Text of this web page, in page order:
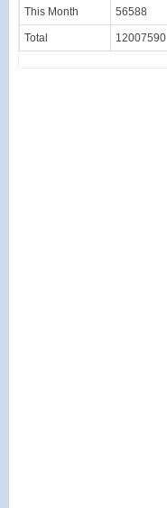
This Month 56588
Total 12007590